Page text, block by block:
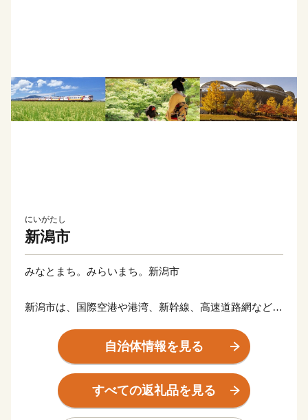
にいがたし
新潟市
みなとまち。みらいまち。新潟市
新潟市は、国際空港や港湾、新幹線、高速道路網などが
積を持つ大農業都市です。
さらに、日本海や信濃川・阿賀野川の大河、毎年4,000
羽を超えるハクチョウが飛来するラムサール条約湿地の
佐潟など、豊かな自然に恵まれています。
自治体情報を見る
すべての返礼品を見る